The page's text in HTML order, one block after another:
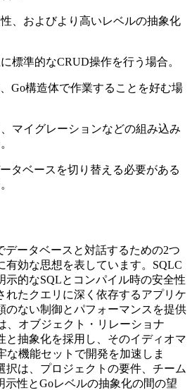
、およびより高いレベルの抽象化
標準的なCRUD操作を行う場合。
Go構造体で作業することを好む場
マイグレーションなどの組み込み
タベースを切り替える必要がある
データベースと対話するための2つ
有効な思想を表しています。SQLC
示的なSQLとコンパイル時の安全性
れたクエリに深く依存するアプリケ
のない制御とパフォーマンスを提供
、オブジェクト・リレーショナ
と抽象化を採用し、そのイディオマ
な機能セットで開発を加速しま
択は、プロジェクトの要件、チーム
示性とGoレベルの抽象化の間の望